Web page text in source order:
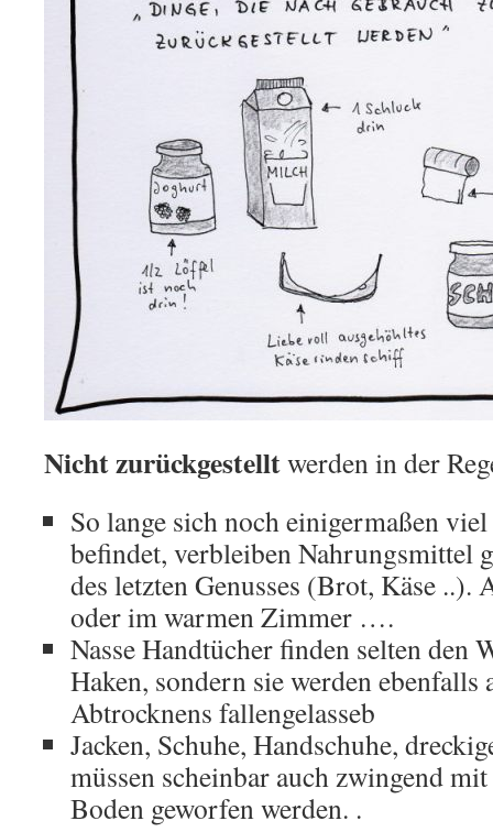
Nicht zurückgestelltwerden in der
So lange sich noch einigermaßen
befindet, verbleiben Nahrungsmittel
des letzten Genusses (Brot, Käse ..).
oder im warmen Zimmer ….
Nasse Handtücher finden selten den
Haken, sondern sie werden ebenfalls
Abtrocknens fallengelasseb
Jacken, Schuhe, Handschuhe,
müssen scheinbar auch zwingend
Boden geworfen werden. .